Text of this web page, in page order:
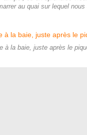
au quai sur lequel nous
à la baie, juste après le